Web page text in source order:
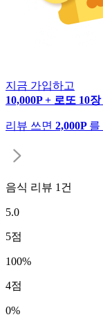
지금 가입하고
10,000P + 로또 10장
리뷰 쓰면 2,000P 를
음식 리뷰 1 건
5.0
5점
100%
4점
0%